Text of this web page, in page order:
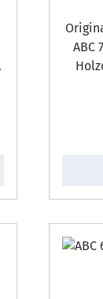
Original
ABC 7H